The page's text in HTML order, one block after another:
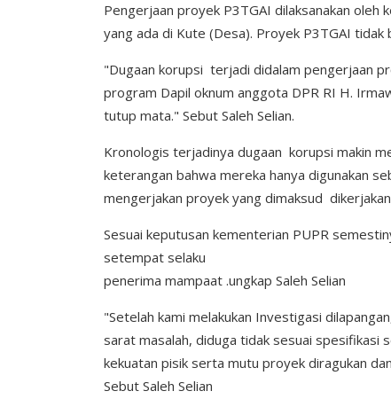
Pengerjaan proyek P3TGAI dilaksanakan oleh
yang ada di Kute (Desa). Proyek P3TGAI tidak
"Dugaan korupsi terjadi didalam pengerjaan
program Dapil oknum anggota DPR RI H.
tutup mata." Sebut Saleh Selian.
Kronologis terjadinya dugaan korupsi makin
keterangan bahwa mereka hanya digunakan
mengerjakan proyek yang dimaksud
Sesuai keputusan kementerian PUPR
setempat selaku
penerima mampaat .ungkap Saleh Selian
"Setelah kami melakukan Investigasi
sarat masalah, diduga tidak sesuai
kekuatan pisik serta mutu proyek diragukan
Sebut Saleh Selian